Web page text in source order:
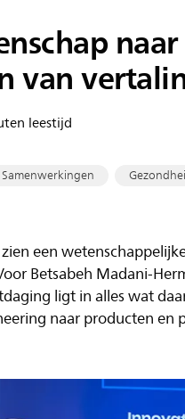
van
leestijd
Samenwerkingen
een
Betsabeh Madani-
ligt in alles wat
naar producten en